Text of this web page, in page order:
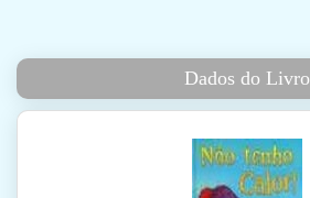
Dados do Livro